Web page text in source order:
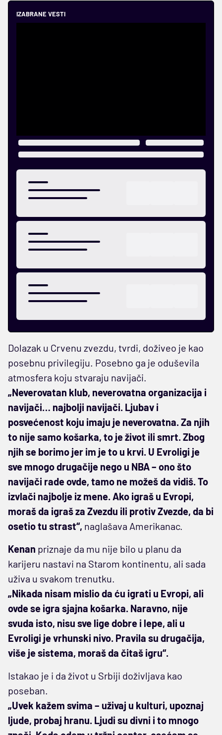
IZABRANE VESTI
Dolazak u Crvenu zvezdu, tvrdi, doživeo je kao
posebnu privilegiju. Posebno ga je oduševila
atmosfera koju stvaraju navijači.
„Neverovatan klub, neverovatna organizacija i
navijači… najbolji navijači. Ljubav i
posvećenost koju imaju je neverovatna. Za njih
to nije samo košarka, to je život ili smrt. Zbog
njih se borimo jer im je to u krvi. U Evroligi je
sve mnogo drugačije nego u NBA – ono što
navijači rade ovde, tamo ne možeš da vidiš. To
izvlači najbolje iz mene. Ako igraš u Evropi,
moraš da igraš za Zvezdu ili protiv Zvezde, da bi
osetio tu strast“, naglašava Amerikanac.
Kenan priznaje da mu nije bilo u planu da
karijeru nastavi na Starom kontinentu, ali sada
uživa u svakom trenutku.
„Nikada nisam mislio da ću igrati u Evropi, ali
ovde se igra sjajna košarka. Naravno, nije
svuda isto, nisu sve lige dobre i lepe, ali u
Evroligi je vrhunski nivo. Pravila su drugačija,
više je sistema, moraš da čitaš igru“.
Istakao je i da život u Srbiji doživljava kao
poseban.
„Uvek kažem svima – uživaj u kulturi, upoznaj
ljude, probaj hranu. Ljudi su divni i to mnogo